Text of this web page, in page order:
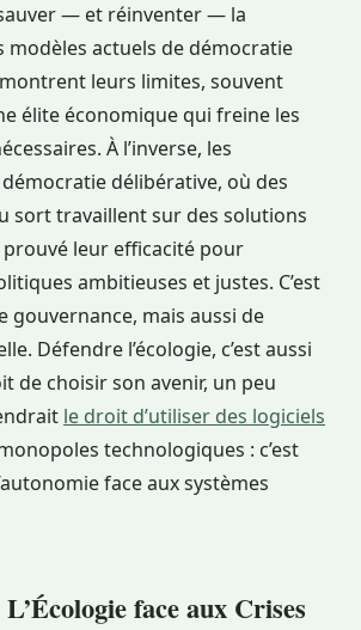
— et réinventer — la
modèles actuels de démocratie
leurs limites, souvent
élite économique qui freine les
À l’inverse, les
délibérative, où des
sort travaillent sur des solutions
leur efficacité pour
ambitieuses et justes. C’est
gouvernance, mais aussi de
Défendre l’écologie, c’est aussi
de choisir son avenir, un peu
le droit d’utiliser des logiciels
technologiques : c’est
face aux systèmes
face aux Crises